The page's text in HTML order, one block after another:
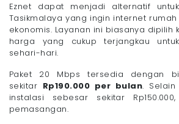
Eznet dapat menjadi alternatif
Tasikmalaya yang ingin internet
ekonomis. Layanan ini biasanya dipilih
harga yang cukup terjangkau
sehari-hari.
Paket 20 Mbps tersedia dengan
sekitar Rp190.000 per bulan.
instalasi sebesar sekitar
pemasangan.